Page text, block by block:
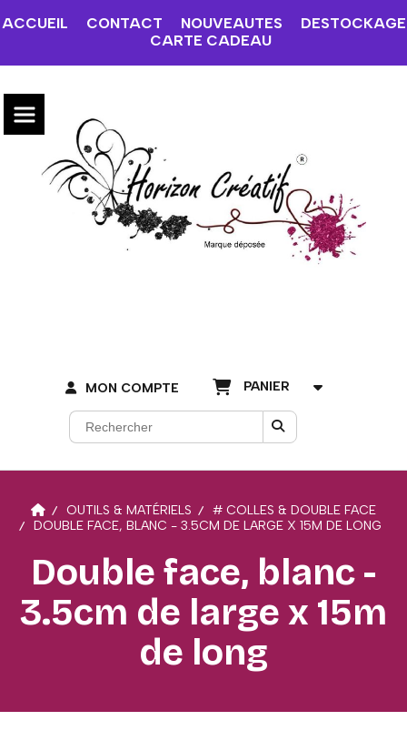
ACCUEIL CONTACT NOUVEAUTES
DESTOCKAGE
CARTE CADEAU
MON COMPTE PANIER
OUTILS & MATÉRIELS
# COLLES & DOUBLE FACE
DOUBLE FACE, BLANC - 3.5CM DE LARGE X 15M DE LONG
Double face, blanc -
3.5cm de large x 15m
de long